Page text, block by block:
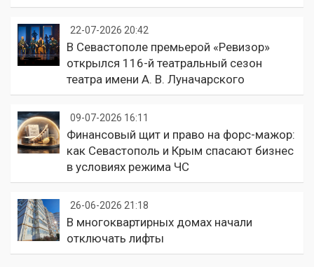
22-07-2026 20:42
В Севастополе премьерой «Ревизор»
открылся 116-й театральный сезон
театра имени А. В. Луначарского
09-07-2026 16:11
Финансовый щит и право на форс-мажор:
как Севастополь и Крым спасают бизнес
в условиях режима ЧС
26-06-2026 21:18
В многоквартирных домах начали
отключать лифты